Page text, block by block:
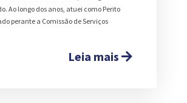
Ao longo dos anos, atuei como Perito
perante a Comissão de Serviços
Leia mais